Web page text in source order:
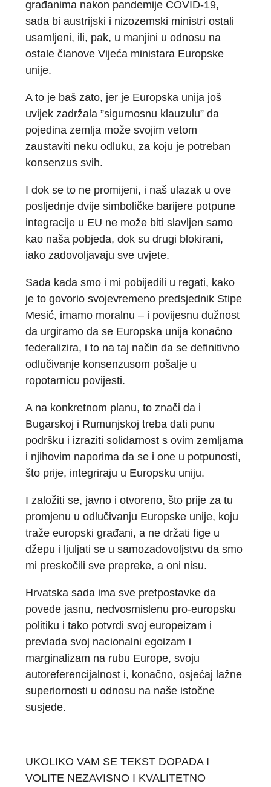
građanima nakon pandemije COVID-19,
sada bi austrijski i nizozemski ministri ostali
usamljeni, ili, pak, u manjini u odnosu na
ostale članove Vijeća ministara Europske
unije.
A to je baš zato, jer je Europska unija još
uvijek zadržala ”sigurnosnu klauzulu” da
pojedina zemlja može svojim vetom
zaustaviti neku odluku, za koju je potreban
konsenzus svih.
I dok se to ne promijeni, i naš ulazak u ove
posljednje dvije simboličke barijere potpune
integracije u EU ne može biti slavljen samo
kao naša pobjeda, dok su drugi blokirani,
iako zadovoljavaju sve uvjete.
Sada kada smo i mi pobijedili u regati, kako
je to govorio svojevremeno predsjednik Stipe
Mesić, imamo moralnu – i povijesnu dužnost
da urgiramo da se Europska unija konačno
federalizira, i to na taj način da se definitivno
odlučivanje konsenzusom pošalje u
ropotarnicu povijesti.
A na konkretnom planu, to znači da i
Bugarskoj i Rumunjskoj treba dati punu
podršku i izraziti solidarnost s ovim zemljama
i njihovim naporima da se i one u potpunosti,
što prije, integriraju u Europsku uniju.
I založiti se, javno i otvoreno, što prije za tu
promjenu u odlučivanju Europske unije, koju
traže europski građani, a ne držati fige u
džepu i ljuljati se u samozadovoljstvu da smo
mi preskočili sve prepreke, a oni nisu.
Hrvatska sada ima sve pretpostavke da
povede jasnu, nedvosmislenu pro-europsku
politiku i tako potvrdi svoj europeizam i
prevlada svoj nacionalni egoizam i
marginalizam na rubu Europe, svoju
autoreferencijalnost i, konačno, osjećaj lažne
superiornosti u odnosu na naše istočne
susjede.
UKOLIKO VAM SE TEKST DOPADA I
VOLITE NEZAVISNO I KVALITETNO